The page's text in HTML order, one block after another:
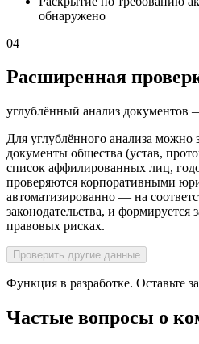
обнаружено
04
Расширенная
углублённый анализ документов
Для углублённого анализа можно
документы общества (устав,
список аффилированных лиц,
проверяются корпоративными
автоматизированно — на
законодательства, и
правовых рисках.
Проверить другие данные
Функция в разработке. Оставьте
Частые вопросы о